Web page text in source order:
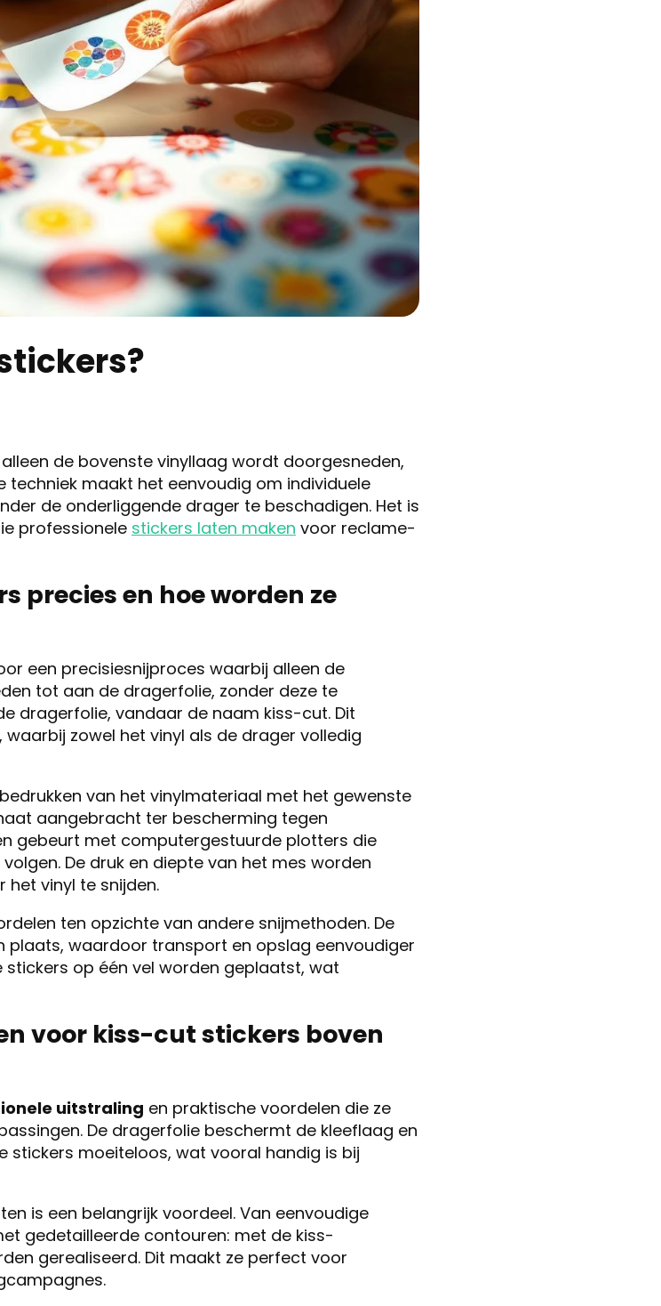
de bovenste vinyllaag wordt doorgesneden,
techniek maakt het eenvoudig om individuele
de onderliggende drager te beschadigen. Het is
professionele stickers laten maken voor reclame-
precies en hoe worden ze
een precisiesnijproces waarbij alleen de
tot aan de dragerfolie, zonder deze te
dragerfolie, vandaar de naam kiss-cut. Dit
zowel het vinyl als de drager volledig
van het vinylmateriaal met het gewenste
aangebracht ter bescherming tegen
gebeurt met computergestuurde plotters die
De druk en diepte van het mes worden
vinyl te snijden.
ten opzichte van andere snijmethoden. De
plaats, waardoor transport en opslag eenvoudiger
stickers op één vel worden geplaatst, wat
voor kiss-cut stickers boven
uitstraling en praktische voordelen die ze
De dragerfolie beschermt de kleeflaag en
stickers moeiteloos, wat vooral handig is bij
is een belangrijk voordeel. Van eenvoudige
gedetailleerde contouren: met de kiss-
gerealiseerd. Dit maakt ze perfect voor